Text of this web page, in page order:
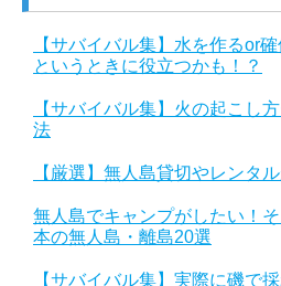
【サバイバル集】水を作るor
というときに役立つかも！？
【サバイバル集】火の起こし
法
【厳選】無人島貸切やレンタ
無人島でキャンプがしたい！
本の無人島・離島20選
【サバイバル集】実際に磯で